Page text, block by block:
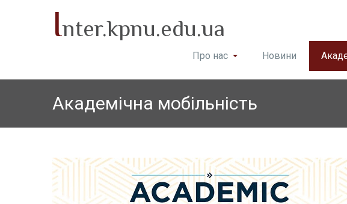
Inter.kpnu.edu.ua
Про нас Новини
Академічна мобільність